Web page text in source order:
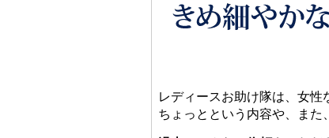
レディースお助け隊は、女
ちょっとという内容や、また